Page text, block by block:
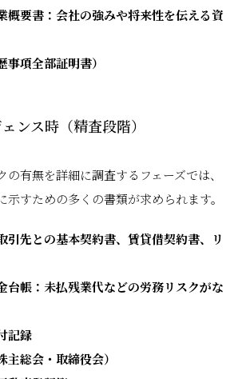
概要書：会社の強みや将来性を伝える資
事項全部証明書）
ンス時（精査段階）
の有無を詳細に調査するフェーズでは、
示すための多くの書類が求められます。
引先との基本契約書、賃貸借契約書、リ
台帳：未払残業代などの労務リスクがな
記録
主総会・取締役会）